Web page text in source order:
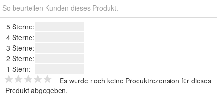
So beurteilen Kunden dieses Produkt.
5 Sterne:
4 Sterne:
3 Sterne:
2 Sterne:
1 Stern:
Es wurde noch keine Produktrezension für dieses
Produkt abgegeben.